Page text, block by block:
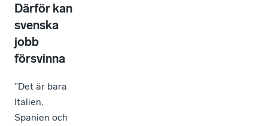
Därför kan
svenska
jobb
försvinna
”Det är bara
Italien,
Spanien och